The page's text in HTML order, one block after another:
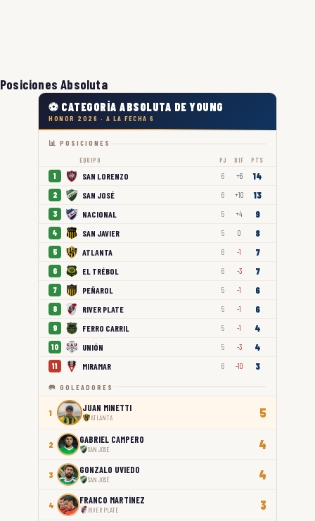
Posiciones Absoluta
⚽ CATEGORÍA ABSOLUTA DE YOUNG
HONOR 2026 · A LA FECHA 6
📊 POSICIONES
EQUIPO PJ DIF PTS
1 SAN LORENZO 6 +6 14
2 SAN JOSÉ 6 +10 13
3 NACIONAL 5 +4 9
4 SAN JAVIER 5 0 8
5 ATLANTA 6 -1 7
6 EL TRÉBOL 6 -3 7
7 PEÑAROL 5 -1 6
8 RIVER PLATE 5 -1 6
9 FERRO CARRIL 5 -1 4
10 UNIÓN 5 -3 4
11 MIRAMAR 6 -10 3
🥅 GOLEADORES
1 JUAN MINETTI
ATLANTA 5
2 GABRIEL CAMPERO
SAN JOSÉ 4
3 GONZALO UVIEDO
SAN JOSÉ 4
4 FRANCO MARTÍNEZ
RIVER PLATE 3